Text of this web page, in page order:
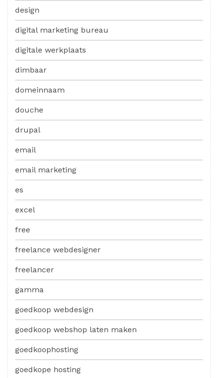
design
digital marketing bureau
digitale werkplaats
dimbaar
domeinnaam
douche
drupal
email
email marketing
es
excel
free
freelance webdesigner
freelancer
gamma
goedkoop webdesign
goedkoop webshop laten maken
goedkoophosting
goedkope hosting